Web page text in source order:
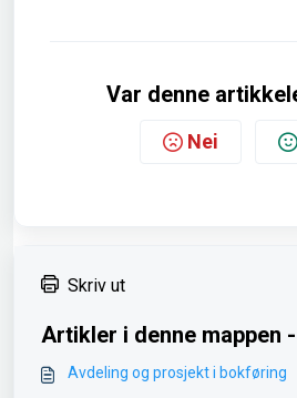
Var denne
Nei
Skriv ut
Artikler i denne mappen -
Avdeling og prosjekt i bokføring